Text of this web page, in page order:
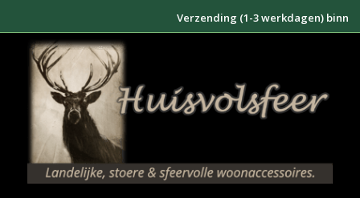
inhoud
Verzending (1-3 werkdagen) binnen